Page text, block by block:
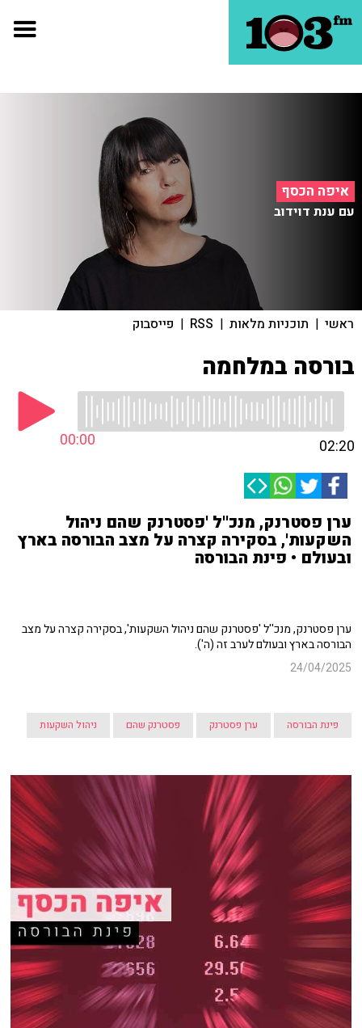
איפה הכסף
עם ענת דוידוב
ראשי | תוכניות מלאות |
RSS
| פייסבוק
בורסה במלחמה
00:00 02:20
ערן פסטרנק, מנכ''ל 'פסטרנק שהם ניהול
השקעות', בסקירה קצרה על מצב הבורסה בארץ
ובעולם • פינת הבורסה
ערן פסטרנק, מנכ''ל 'פסטרנק שהם ניהול השקעות', בסקירה קצרה על מצב
הבורסה בארץ ובעולם לערב זה (ה').
24/04/2025
פינת הבורסה ערן פסטרנק פסטרנק שהם ניהול השקעות